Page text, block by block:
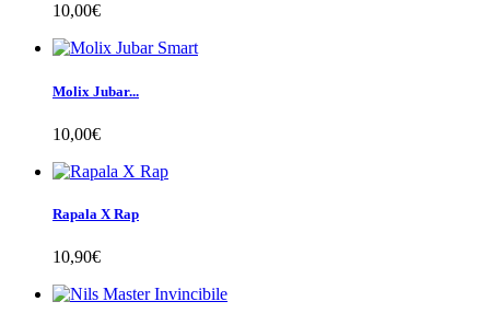
10,00€
Molix Jubar...
10,00€
Rapala X Rap
10,90€